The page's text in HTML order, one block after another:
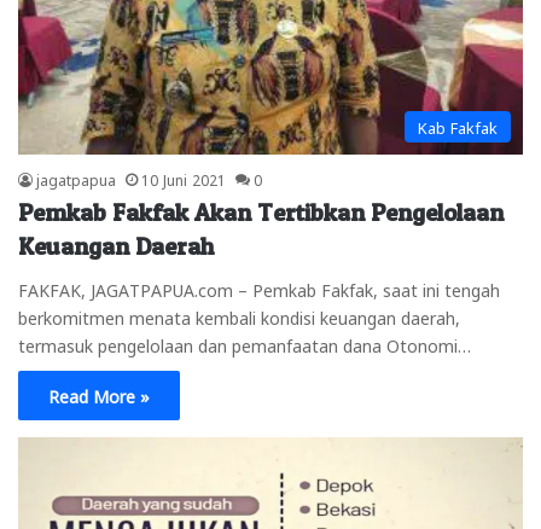
Kab Fakfak
jagatpapua 10 Juni 2021 0
Pemkab Fakfak Akan Tertibkan Pengelolaan
Keuangan Daerah
FAKFAK, JAGATPAPUA.com – Pemkab Fakfak, saat ini tengah
berkomitmen menata kembali kondisi keuangan daerah,
termasuk pengelolaan dan pemanfaatan dana Otonomi…
Read More »